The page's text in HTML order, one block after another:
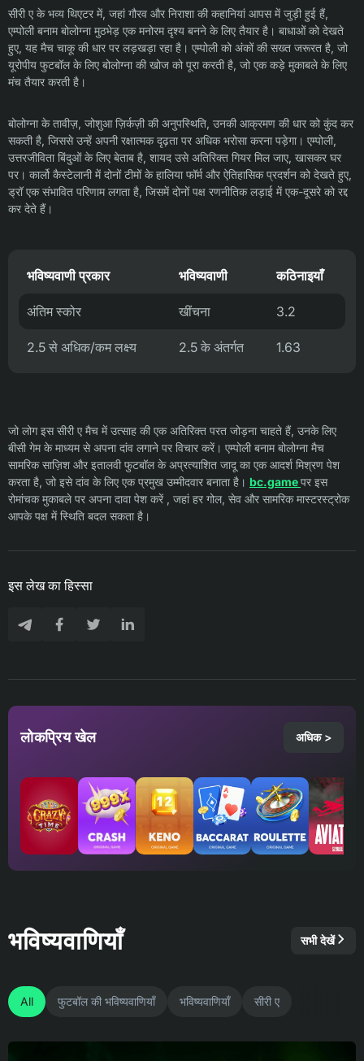
सीरी ए के भव्य थिएटर में, जहां गौरव और निराशा की कहानियां आपस में जुड़ी हुई हैं,
एम्पोली बनाम बोलोग्ना मुठभेड़ एक मनोरम दृश्य बनने के लिए तैयार है। बाधाओं को देखते
हुए, यह मैच चाकू की धार पर लड़खड़ा रहा है। एम्पोली को अंकों की सख्त जरूरत है, जो
यूरोपीय फुटबॉल के लिए बोलोग्ना की खोज को पूरा करती है, जो एक कड़े मुकाबले के लिए
मंच तैयार करती है।
बोलोग्ना के तावीज़, जोशुआ ज़िर्कज़ी की अनुपस्थिति, उनकी आक्रमण की धार को कुंद कर
सकती है, जिससे उन्हें अपनी रक्षात्मक दृढ़ता पर अधिक भरोसा करना पड़ेगा। एम्पोली,
उत्तरजीविता बिंदुओं के लिए बेताब है, शायद उसे अतिरिक्त गियर मिल जाए, खासकर घर
पर। कार्लो कैस्टेलानी में दोनों टीमों के हालिया फॉर्म और ऐतिहासिक प्रदर्शन को देखते हुए,
ड्रॉ एक संभावित परिणाम लगता है, जिसमें दोनों पक्ष रणनीतिक लड़ाई में एक-दूसरे को रद्द
कर देते हैं।
भविष्यवाणी प्रकार भविष्यवाणी कठिनाइयाँ
अंतिम स्कोर खींचना 3.2
2.5 से अधिक/कम लक्ष्य 2.5 के अंतर्गत 1.63
जो लोग इस सीरी ए मैच में उत्साह की एक अतिरिक्त परत जोड़ना चाहते हैं, उनके लिए
बीसी गेम के माध्यम से अपना दांव लगाने पर विचार करें। एम्पोली बनाम बोलोग्ना मैच
सामरिक साज़िश और इतालवी फुटबॉल के अप्रत्याशित जादू का एक आदर्श मिश्रण पेश
करता है, जो इसे दांव के लिए एक प्रमुख उम्मीदवार बनाता है। bc.gameपर इस
रोमांचक मुकाबले पर अपना दावा पेश करें , जहां हर गोल, सेव और सामरिक मास्टरस्ट्रोक
आपके पक्ष में स्थिति बदल सकता है।
इस लेख का हिस्सा
लोकप्रिय खेल अधिक >
भविष्यवाणियाँ सभी देखें
All फुटबॉल की भविष्यवाणियाँ भविष्यवाणियाँ सीरी ए